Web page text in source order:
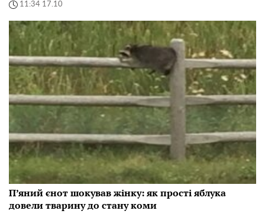
11:34 17.10
П’яний єнот шокував жінку: як прості яблука
довели тварину до стану коми